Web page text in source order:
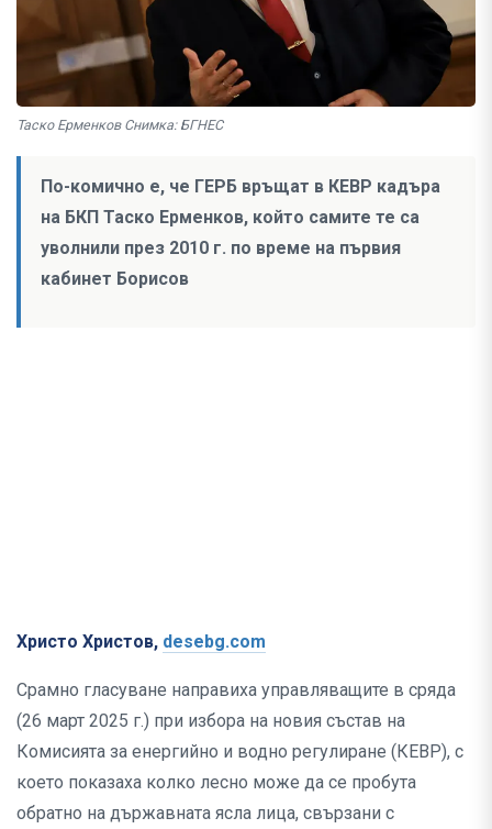
Таско Ерменков Снимка: БГНЕС
По-комично е, че ГЕРБ връщат в КЕВР кадъра
на БКП Таско Ерменков, който самите те са
уволнили през 2010 г. по време на първия
кабинет Борисов
Христо Христов, desebg.com
Срамно гласуване направиха управляващите в сряда
(26 март 2025 г.) при избора на новия състав на
Комисията за енергийно и водно регулиране (КЕВР), с
което показаха колко лесно може да се пробута
обратно на държавната ясла лица, свързани с